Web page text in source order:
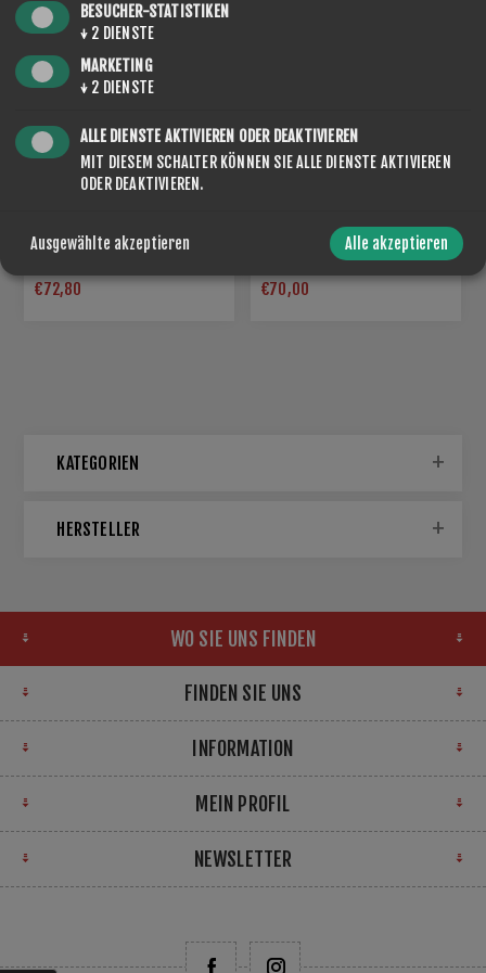
ROTO NF SKIALP SKINS
€72,80
ROTO HANDLE - AUTO
€70,00
KATEGORIEN
HERSTELLER
WO SIE UNS FINDEN
FINDEN SIE UNS
INFORMATION
MEIN PROFIL
NEWSLETTER
BESUCHER-STATISTIKEN
↓ 2 DIENSTE
MARKETING
↓ 2 DIENSTE
ALLE DIENSTE AKTIVIEREN ODER DEAKTIVIEREN
MIT DIESEM SCHALTER KÖNNEN SIE ALLE DIENSTE AKTIVIEREN
ODER DEAKTIVIEREN.
Ausgewählte akzeptieren Alle akzeptieren